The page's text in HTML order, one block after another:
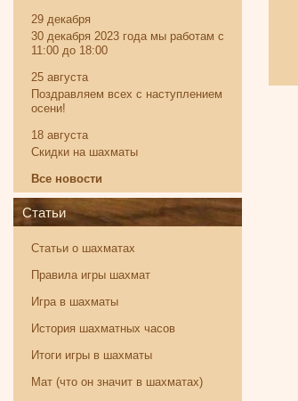
29 декабря
30 декабря 2023 года мы работам с
11:00 до 18:00
25 августа
Поздравляем всех с наступлением
осени!
18 августа
Скидки на шахматы
Все новости
Статьи
Статьи о шахматах
Правила игры шахмат
Игра в шахматы
История шахматных часов
Итоги игры в шахматы
Мат (что он значит в шахматах)